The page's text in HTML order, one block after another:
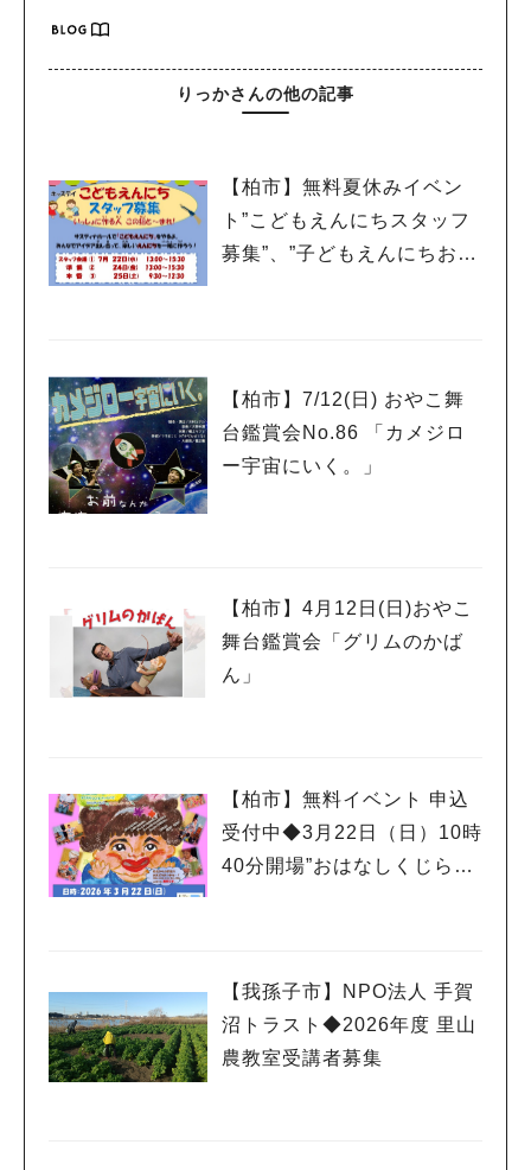
りっかさんの他の記事
【柏市】無料夏休みイベン
ト”こどもえんにちスタッフ
募集”、”子どもえんにちお客
【柏市】7/12(日) おやこ舞
台鑑賞会No.86 「カメジロ
ー宇宙にいく。」
【柏市】4月12日(日)おやこ
舞台鑑賞会「グリムのかば
ん」
【柏市】無料イベント 申込
受付中◆3月22日（日）10時
40分開場”おはなしくじらの
【我孫子市】NPO法人 手賀
沼トラスト◆2026年度 里山
農教室受講者募集